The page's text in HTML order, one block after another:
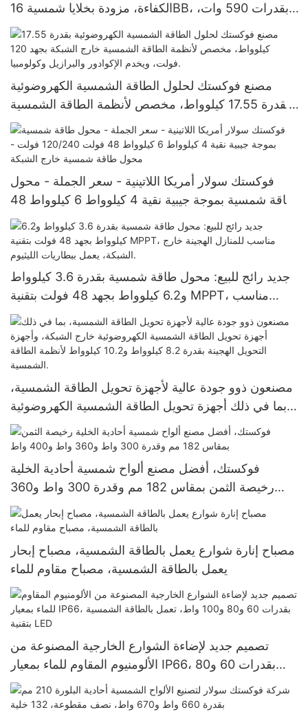
الكفاءة، مزودة بخلايا شمسية 16BB، بقدرات 590 وات،
620 وات، 630 وات، و650 وات.
مصنع فوكستك لحلول الطاقة الشمسية الكهروضوئية
بقدرة 17.55 كيلوواط، مخصص لأنظمة الطاقة الشمسية
خارج الشبكة بجهد 120 فولت، ويخدم الإكوادور والبرازيل
وكولومبيا.
فوكستك سولار أمريكا اللاتينية - سعر الجملة - محول
طاقة شمسية بموجة جيبية نقية 4 كيلوواط 6 كيلوواط 48
فولت 120/240 فولت - محول طاقة شمسية خارج
الشبكة
جديد رائج للبيع: محول طاقة شمسية بقدرة 3.6 كيلوواط
و6.2 كيلوواط بجهد 48 فولت بتقنية MPPT، مناسب
مصنعون ذوو جودة عالية لأجهزة تحويل الطاقة الشمسية،
بما في ذلك أجهزة تحويل الطاقة الشمسية الكهروضوئية
خارج الشبكة، وأجهزة التحويل الهجينة بقدرة 8.2 كيلوواط
و10.2 كيلوواط لأنظمة الطاقة الشمسية.
فوكستك، أفضل مصنع ألواح شمسية أحادية الخلية
رخيصة الثمن بمقاس 182 مم وقدرة 300 واط و360
واط و400 واط
مصباح إنارة شوارع يعمل بالطاقة الشمسية، مصباح إبحار
يعمل بالطاقة الشمسية، مصباح مقاوم للماء
تصميم جديد لإضاءة الشوارع الخارجية المصنوعة من
الألومنيوم المقاوم للماء بمعيار IP66، بقدرات 60 و80
و100 واط، تعمل بالطاقة الشمسية بتقنية LED